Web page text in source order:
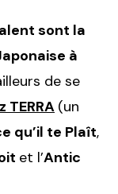
sont la
à
de se
TERRA (un
qu’il te Plaît,
et l’Antic